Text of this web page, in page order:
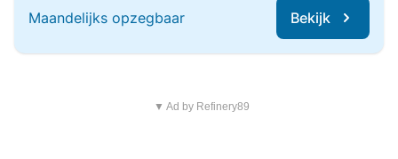
Maandelijks opzegbaar Bekijk
▼ Ad by Refinery89